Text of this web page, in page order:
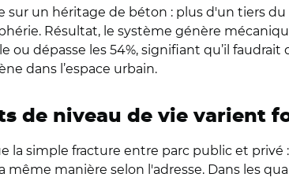
un héritage de béton : plus d'un tiers
Résultat, le système génère
ou dépasse les 54%, signifiant qu’il
dans l’espace urbain.
de niveau de vie varient
la simple fracture entre parc public et
manière selon l'adresse. Dans les